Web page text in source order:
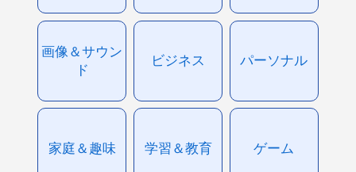
画像＆サウン
ド
ビジネス パーソナル
家庭＆趣味 学習＆教育 ゲーム